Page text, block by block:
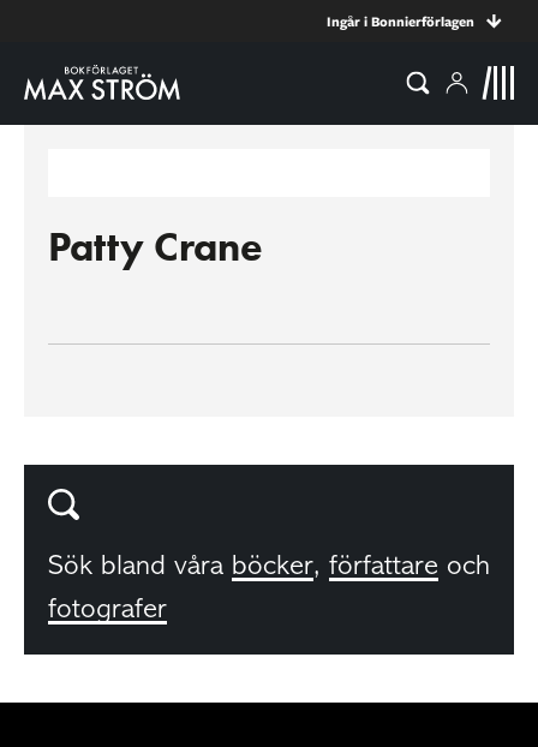
Ingår i Bonnierförlagen
Patty Crane
Sök bland våra böcker, författare och
fotografer